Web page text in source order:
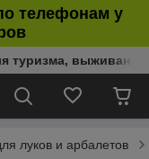
телефонам у
туризма,
луков и арбалетов